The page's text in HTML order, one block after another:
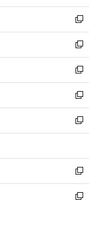
開
く
ウ
で
開
く
ン
ド
ウ
で
開
く
ウ
ィ
ン
ド
ウ
で
開
く
新
し
い
ウ
ィ
ン
ド
ウ
で
開
新
し
い
ウ
ィ
ン
ド
ウ
開
く
新
し
い
ウ
ィ
ン
ウ
で
開
く
新
し
い
ウ
ン
ド
ウ
で
新
し
ウ
ィ
ン
ド
新
し
い
新